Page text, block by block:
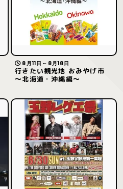
8月11日～8月18日
行きたい観光地 おみやげ市
～北海道・沖縄編～